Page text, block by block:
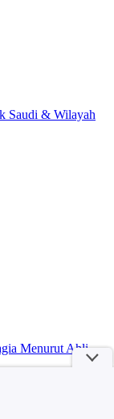
Saudi & Wilayah
Menurut Ahli